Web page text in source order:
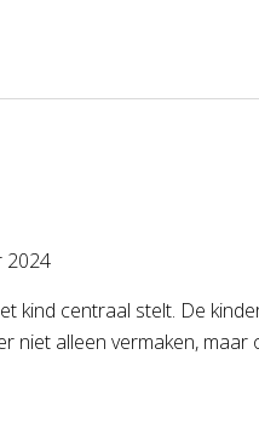
2024
kind centraal stelt. De
niet alleen vermaken,